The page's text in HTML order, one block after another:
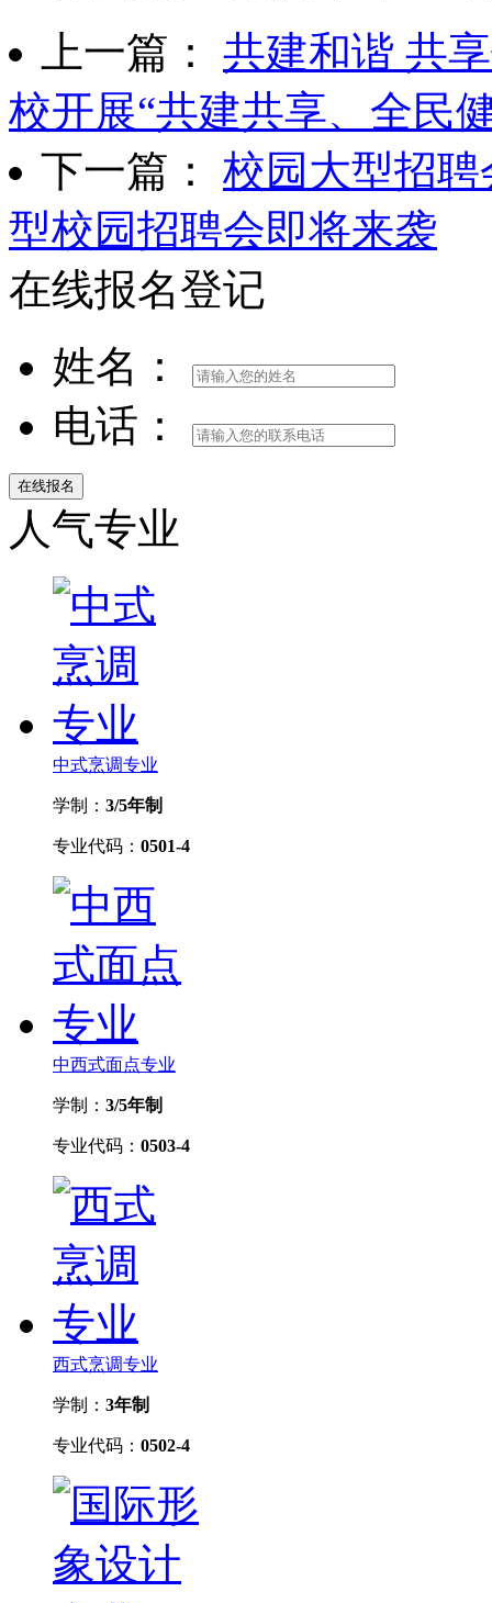
上一篇： 共建和谐 共
校开展“共建共享、全民
下一篇： 校园大型招
型校园招聘会即将来袭
在线报名登记
姓名：
电话：
人气专业
中式烹调专业
学制： 3/5年制
专业代码： 0501-4
中西式面点专业
学制： 3/5年制
专业代码： 0503-4
西式烹调专业
学制： 3年制
专业代码： 0502-4